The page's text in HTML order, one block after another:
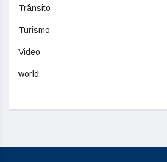
Trânsito
Turismo
Video
world